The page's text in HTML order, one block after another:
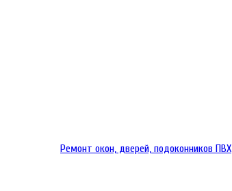
Ремонт окон, дверей, подоконников ПВХ